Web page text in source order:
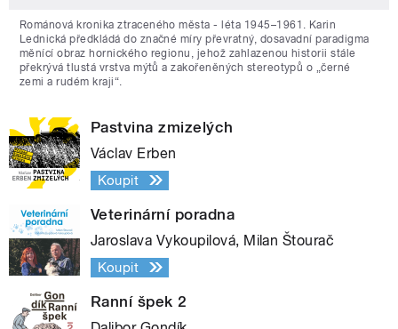
Románová kronika ztraceného města - léta 1945–1961. Karin
Lednická předkládá do značné míry převratný, dosavadní paradigma
měnící obraz hornického regionu, jehož zahlazenou historii stále
překrývá tlustá vrstva mýtů a zakořeněných stereotypů o „černé
zemi a rudém kraji“.
Pastvina zmizelých
Václav Erben
Koupit
Veterinární poradna
Jaroslava Vykoupilová, Milan Štourač
Koupit
Ranní špek 2